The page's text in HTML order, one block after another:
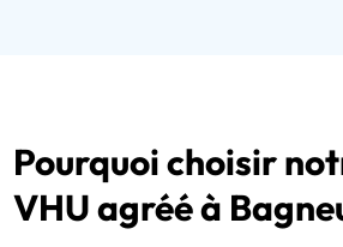
Pourquoi choisir
VHU agréé à